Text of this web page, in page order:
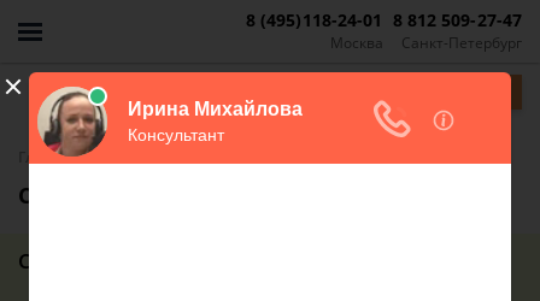
Москва
8 (495)118-24-01
Санкт-Петербург
8 812 509-27-47
Главная-Недвижимость
Списание ипотеки при рождении ребенка
Содержание статьи